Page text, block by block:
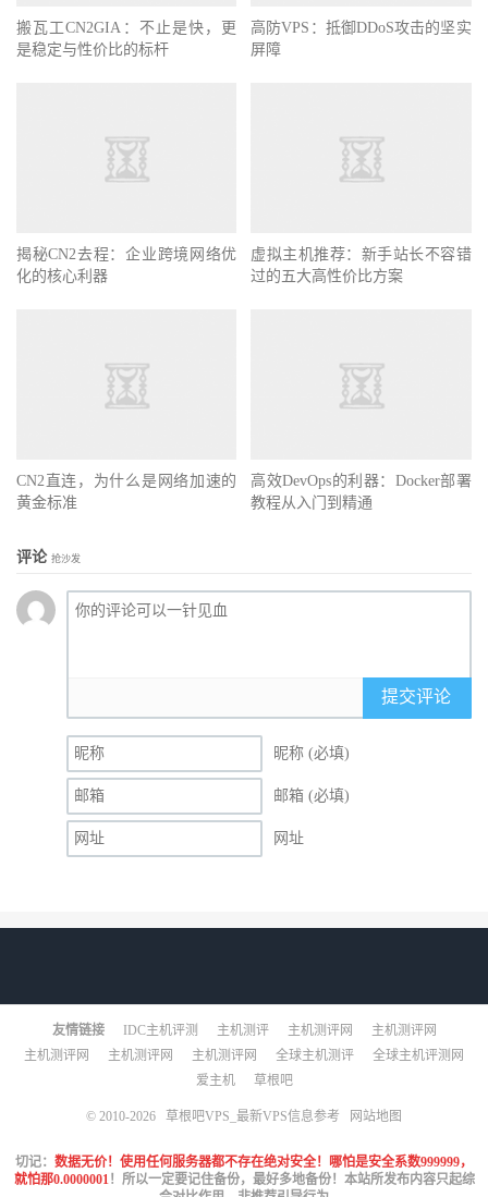
搬瓦工CN2GIA：不止是快，更
是稳定与性价比的标杆
高防VPS：抵御DDoS攻击的坚实
屏障
揭秘CN2去程：企业跨境网络优
化的核心利器
虚拟主机推荐：新手站长不容错
过的五大高性价比方案
CN2直连，为什么是网络加速的
黄金标准
高效DevOps的利器：Docker部署
教程从入门到精通
评论 抢沙发
提交评论
昵称 (必填)
邮箱 (必填)
网址
友情链接 IDC主机评测 主机测评 主机测评网
主机测评网
主机测评网
主机测评网 主机测评网 全球主机测评
全球主机评测网
爱主机
草根吧
© 2010-2026 草根吧VPS_最新VPS信息参考 网站地图
切记： 数据无价！使用任何服务器都不存在绝对安全！哪怕是安全系数999999，
就怕那0.0000001！所以一定要记住备份，最好多地备份！本站所发布内容只起综